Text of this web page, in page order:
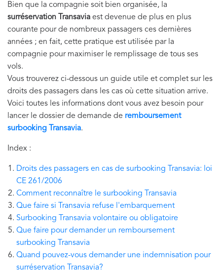
Bien que la compagnie soit bien organisée, la
surréservation Transavia est devenue de plus en plus
courante pour de nombreux passagers ces dernières
années ; en fait, cette pratique est utilisée par la
compagnie pour maximiser le remplissage de tous ses
vols.
Vous trouverez ci-dessous un guide utile et complet sur les
droits des passagers dans les cas où cette situation arrive.
Voici toutes les informations dont vous avez besoin pour
lancer le dossier de demande de remboursement
surbooking Transavia.
Index :
Droits des passagers en cas de surbooking Transavia: loi
CE 261/2006
Comment reconnaître le surbooking Transavia
Que faire si Transavia refuse l'embarquement
Surbooking Transavia volontaire ou obligatoire
Que faire pour demander un remboursement
surbooking Transavia
Quand pouvez-vous demander une indemnisation pour
surréservation Transavia?